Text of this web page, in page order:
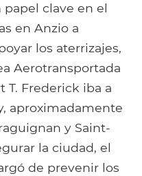
clave en el
en Anzio a
los aterrizajes,
Aerotransportada
T. Frederick iba a
aproximadamente
y Saint-
la ciudad, el
de prevenir los